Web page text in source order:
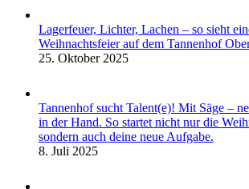
Lagerfeuer, Lichter, Lachen – so sieht
Weihnachtsfeier auf dem Tannenhof
25. Oktober 2025
Tannenhof sucht Talent(e)! Mit Säge –
in der Hand. So startet nicht nur die
sondern auch deine neue Aufgabe.
8. Juli 2025